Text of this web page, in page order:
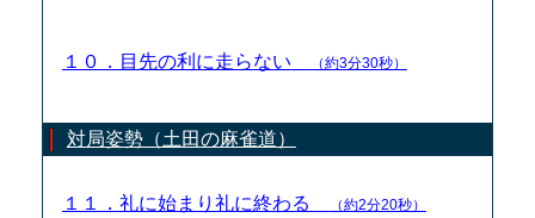
１０．目先の利に走らない （約3分30秒）
対局姿勢（土田の麻雀道）
１１．礼に始まり礼に終わる （約2分20秒）